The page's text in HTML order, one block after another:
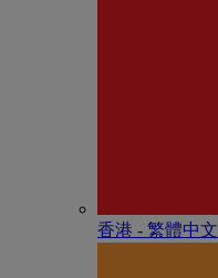
香港 - 繁體中文